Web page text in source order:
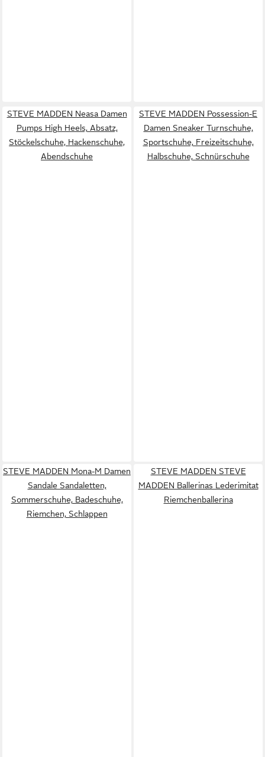
STEVE MADDEN Neasa Damen
Pumps High Heels, Absatz,
Stöckelschuhe, Hackenschuhe,
Abendschuhe
STEVE MADDEN Possession-E
Damen Sneaker Turnschuhe,
Sportschuhe, Freizeitschuhe,
Halbschuhe, Schnürschuhe
STEVE MADDEN Mona-M Damen
Sandale Sandaletten,
Sommerschuhe, Badeschuhe,
Riemchen, Schlappen
STEVE MADDEN STEVE
MADDEN Ballerinas Lederimitat
Riemchenballerina